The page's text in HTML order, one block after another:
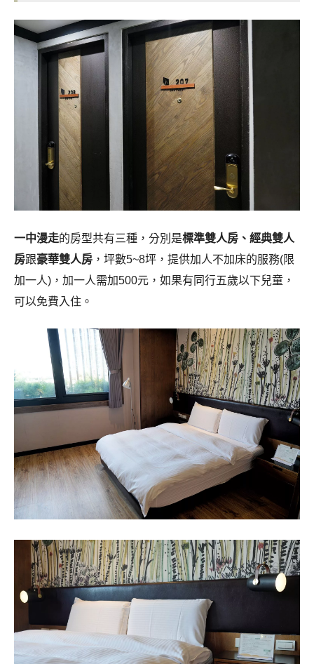
一中漫走的房型共有三種，分別是標準雙人房、經典雙人
房跟豪華雙人房 ，坪數5~8坪，提供加人不加床的服務(限
加一人)，加一人需加500元，如果有同行五歲以下兒童，
可以免費入住。